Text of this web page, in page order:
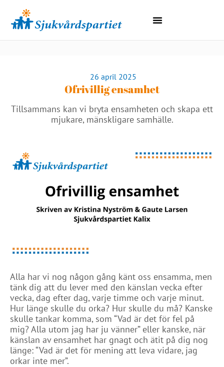
26 april 2025
Ofrivillig ensamhet
Tillsammans kan vi bryta ensamheten och skapa ett
mjukare, mänskligare samhälle.
Alla har vi nog någon gång känt oss ensamma, men
tänk dig att du lever med den känslan vecka efter
vecka, dag efter dag, varje timme och varje minut.
Hur länge skulle du orka? Hur skulle du må? Kanske
skulle tankar komma, som “Vad är det för fel på
mig? Alla utom jag har ju vänner” eller kanske, när
känslan av ensamhet har gnagt och ätit på dig nog
länge: “Vad är det för mening att leva vidare, jag
orkar inte mer”.